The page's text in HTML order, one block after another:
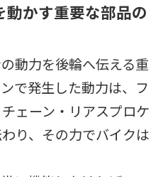
動かす重要な部品の
動力を後輪へ伝える重
で発生した動力は、フ
ェーン・リアスプロケ
り、その力でバイクは